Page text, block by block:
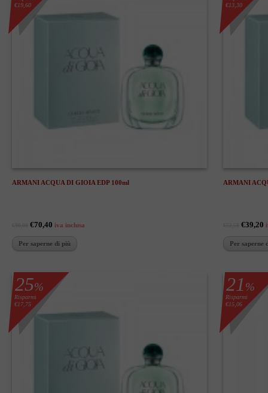
€19,60
ARMANI ACQUA DI GIOIA EDP 100ml
€70,40 iva inclusa
Per saperne di più
€13,30
ARMANI
€39,20
Per saperne
25%
Risparmi
€17,75
21%
Risparmi
€15,06